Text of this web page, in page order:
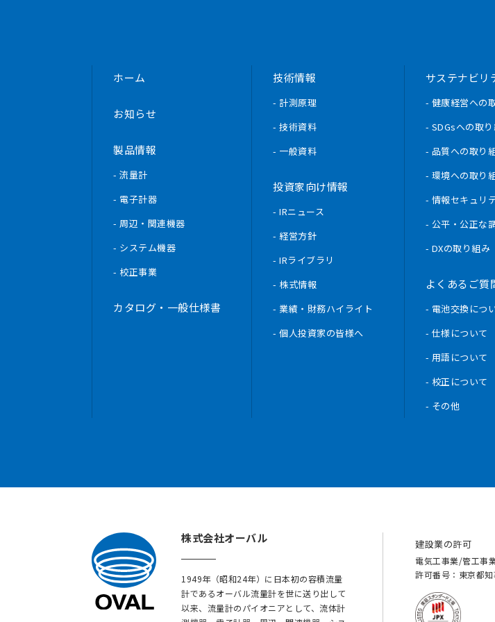
ホーム
お知らせ
製品情報
- 流量計
- 電子計器
- 周辺・関連機器
- システム機器
- 校正事業
カタログ・一般仕様書
技術情報
- 計測原理
- 技術資料
- 一般資料
投資家向け情報
- IRニュース
- 経営方針
- IRライブラリ
- 株式情報
- 業績・財務ハイライト
- 個人投資家の皆様へ
サステナビリ
- 健康経営への
- SDGsへの取
- 品質への取り
- 環境への取り
- 情報セキュリ
- 公平・公正な
- DXの取り組み
よくあるご質
- 電池交換につ
- 仕様について
- 用語について
- 校正について
- その他
株式会社オーバル
1949年（昭和24年）に日本初の容積流量
計であるオーバル流量計を世に送り出して
以来、流量計のパイオニアとして、流体計
建設業の許可
電気工事業/管工事
許可番号：東京都